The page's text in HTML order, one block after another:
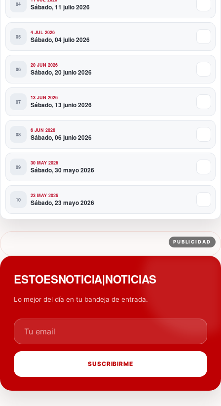
Sábado, 11 julio 2026
4 JUL 2026
Sábado, 04 julio 2026
20 JUN 2026
Sábado, 20 junio 2026
13 JUN 2026
Sábado, 13 junio 2026
6 JUN 2026
Sábado, 06 junio 2026
30 MAY 2026
Sábado, 30 mayo 2026
23 MAY 2026
Sábado, 23 mayo 2026
PUBLICIDAD
ESTOESNOTICIA|NOTICIAS
Lo mejor del día en tu bandeja de entrada.
Tu email
SUSCRIBIRME